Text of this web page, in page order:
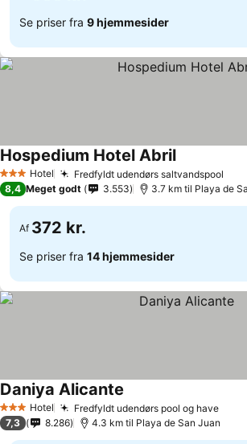
Se priser fra 9 hjemmesider
3 StjernerHotel Fredfyldt udendørs saltvandspool
Hospedium Hotel Abril
8,4 Meget godt 3.553 3.7 km til Playa de
Af 372 kr.
Se priser fra 14 hjemmesider
3 StjernerHotel Fredfyldt udendørs pool og have
Daniya Alicante
7,3 8.286 4.3 km til Playa de San Juan